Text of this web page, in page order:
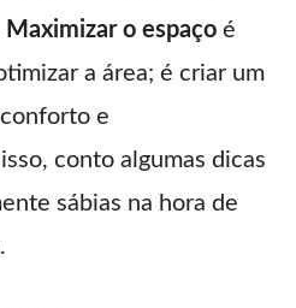
Maximizar o espaço é
a área; é criar um
e
conto algumas dicas
sábias na hora de